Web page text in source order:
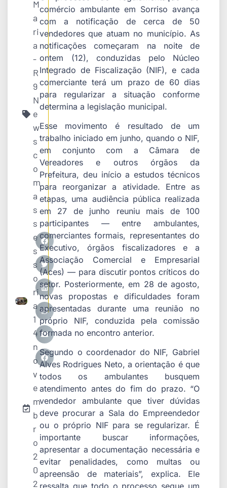
M
a
ri
a
-
R
9
N
e
w
s
c
o
m
a
s
s
e
s
s
o
ri
a
1
4
n
o
v
e
m
b
r
o
2
0
2
comércio ambulante em Sorriso avança
com a notificação de cerca de 50
vendedores que atuam no município. As
notificações começaram na noite de
ontem (12), conduzidas pelo Núcleo
Integrado de Fiscalização (NIF), e cada
comerciante terá um prazo de 60 dias
para regularizar a situação conforme
determina a legislação municipal.
Esse movimento é resultado de um
trabalho iniciado em junho, quando o NIF,
em conjunto com a Câmara de
Vereadores e outros órgãos da
Prefeitura, deu início a estudos técnicos
para reorganizar a atividade. Entre as
etapas, uma audiência pública realizada
em 27 de junho reuniu mais de 100
participantes — entre ambulantes,
comerciantes formais, representantes do
Executivo, órgãos fiscalizadores e a
Associação Comercial e Empresarial
(Aces) — para discutir pontos críticos do
setor. Posteriormente, em 28 de agosto,
novas propostas e dificuldades foram
apresentadas durante uma reunião no
próprio NIF, conduzida pela comissão
formada no encontro anterior.
Segundo o coordenador do NIF, Gabriel
Alves Rodrigues Neto, a orientação é que
todos os ambulantes busquem
atendimento antes do fim do prazo. “O
vendedor ambulante que tiver dúvidas
deve procurar a Sala do Empreendedor
ou o próprio NIF para se regularizar. É
importante buscar informações,
apresentar a documentação necessária e
evitar penalidades, como multas ou
apreensão de materiais”, explica. Ele